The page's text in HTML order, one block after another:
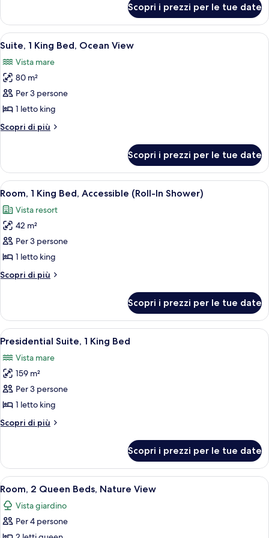
Ocean
View
1
King
Bed,
View
Scopri i prezzi per le tue date
Apri
tutte
le
foto
per
Suite,
1
King
Ocean
View
Una camera d'albergo con un letto
12
Suite, 1 King Bed, Ocean View
Vista mare
80 m²
Per 3 persone
1 letto king
Scopri di più
Altri
1
King
Bed,
View
Scopri i prezzi per le tue date
Apri
tutte
le
foto
per
Room,
1
King
Accessible
(Roll-
In
Shower)
Camera d'albergo moderna con un
8
Room, 1 King Bed, Accessible (Roll-In Shower)
Vista resort
42 m²
Per 3 persone
1 letto king
Scopri di più
Altri
1
King
Bed,
(Roll-
In
Scopri i prezzi per le tue date
Apri
tutte
le
foto
per
Presidential
Suite,
1
Bed
Camera d'albergo con un letto
17
Presidential Suite, 1 King Bed
Vista mare
159 m²
Per 3 persone
1 letto king
Scopri di più
Altri
Suite,
King
Scopri i prezzi per le tue date
Apri
tutte
le
foto
Una camera d'albergo con un letto,
10
Room, 2 Queen Beds, Nature View
Vista giardino
Per 4 persone